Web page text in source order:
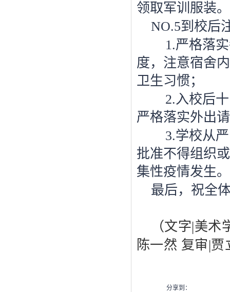
领取军训服装。
NO.5到校后
1.严格落
度，注意宿舍
卫生习惯；
2.入校后
严格落实外出
3.学校从
批准不得组织
集性疫情发生。
最后，祝全
（文字|美术
陈一然 复审|
分享到：